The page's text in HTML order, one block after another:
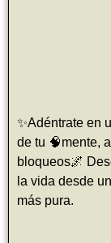
✨Adéntrate en
de tu 🧠mente,
bloqueos🌌
la vida desde
más pura.